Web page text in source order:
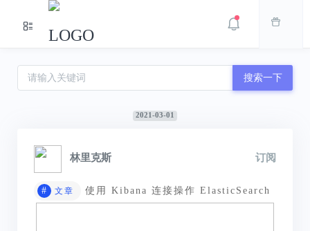
搜索一下
2021-03-01
林里克斯 订阅
# 文章 使用 Kibana 连接操作 ElasticSearch